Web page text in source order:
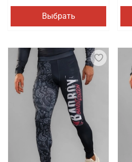
Выбрать